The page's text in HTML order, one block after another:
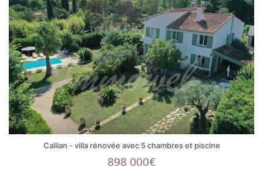
Callian - villa rénovée avec 5 chambres et piscine
898 000€